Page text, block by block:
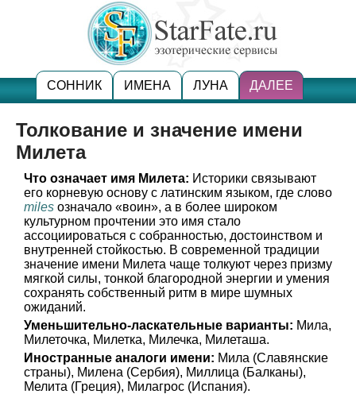
СОННИК ИМЕНА ЛУНА ДАЛЕЕ
Толкование и значение имени
Милета
Что означает имя Милета: Историки связывают
его корневую основу с латинским языком, где слово
miles означало «воин», а в более широком
культурном прочтении это имя стало
ассоциироваться с собранностью, достоинством и
внутренней стойкостью. В современной традиции
значение имени Милета чаще толкуют через призму
мягкой силы, тонкой благородной энергии и умения
сохранять собственный ритм в мире шумных
ожиданий.
Уменьшительно-ласкательные варианты: Мила,
Милеточка, Милетка, Милечка, Милеташа.
Иностранные аналоги имени: Мила (Славянские
страны), Милена (Сербия), Миллица (Балканы),
Мелита (Греция), Милагрос (Испания).